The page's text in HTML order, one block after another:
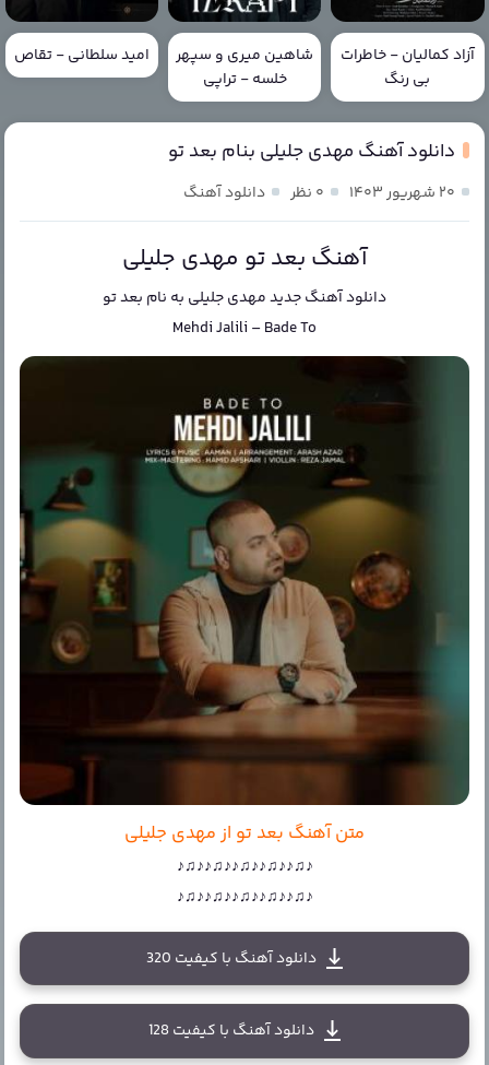
آزاد کمالیان - خاطرات
بی رنگ
شاهین میری و سپهر
خلسه - تراپی
امید سلطانی - تقاص
دانلود آهنگ مهدی جلیلی بنام بعد تو
۲۰ شهریور ۱۴۰۳ ۰ نظر دانلود آهنگ
آهنگ بعد تو مهدی جلیلی
دانلود آهنگ جدیدمهدی جلیلی به نام بعد تو
Mehdi Jalili –Bade To
متن آهنگ بعد تو از مهدی جلیلی
♪♫♪♪♫♪♪♫♪♪♫♪♪♫♪
♪♫♪♪♫♪♪♫♪♪♫♪♪♫♪
دانلود آهنگ با کیفیت 320
دانلود آهنگ با کیفیت 128